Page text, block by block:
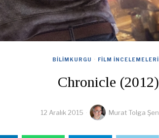
BILIMKURGU · FILM İNCELEMELERI
Chronicle (2012)
12 Aralık 2015 Murat Tolga Şen